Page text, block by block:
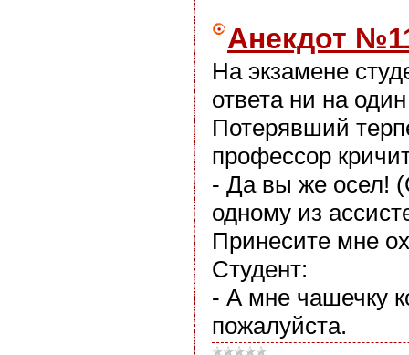
Анекдот
На экзамене
ответа ни на
Потерявший
профессор
- Да вы же осел!
одному из
Принесите мне
Студент:
- А мне чашечку
пожалуйста.